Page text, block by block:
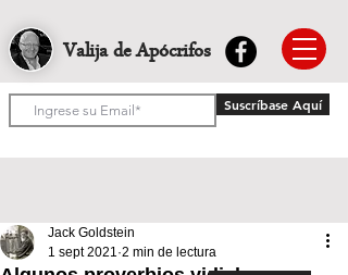
Valija de Apócrifos
Suscríbase Aquí
Jack Goldstein
1 sept 2021 2 min de lectura